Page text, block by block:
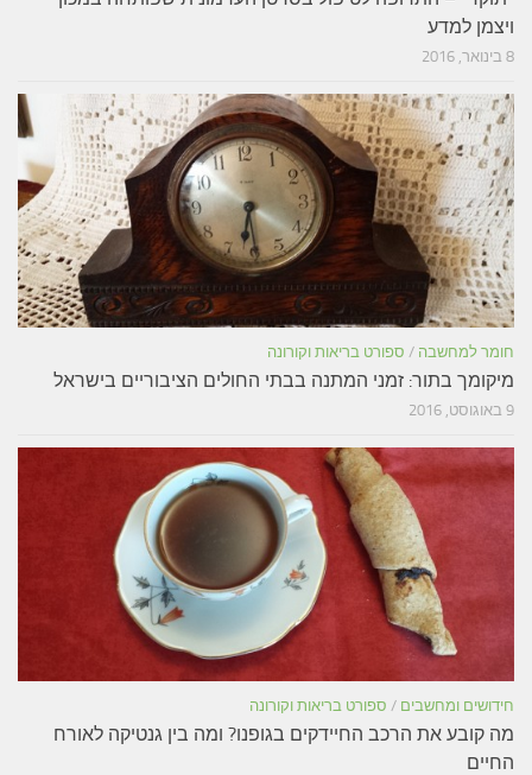
ויצמן למדע
8 בינואר, 2016
חומר למחשבה / ספורט בריאות וקורונה
מיקומך בתור: זמני המתנה בבתי החולים הציבוריים בישראל
9 באוגוסט, 2016
חידושים ומחשבים / ספורט בריאות וקורונה
מה קובע את הרכב החיידקים בגופנו? ומה בין גנטיקה לאורח
החיים